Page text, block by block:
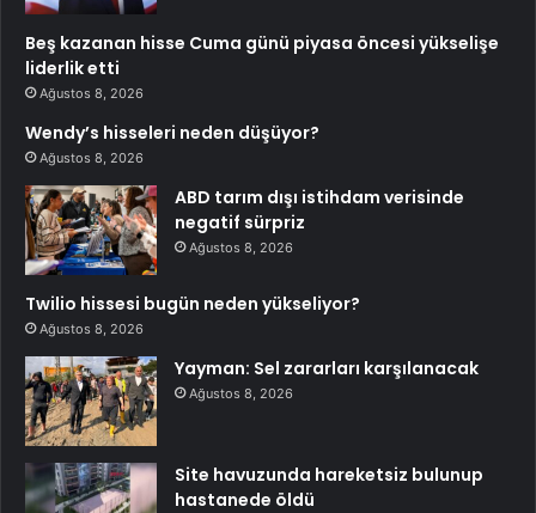
Beş kazanan hisse Cuma günü piyasa öncesi yükselişe
liderlik etti
Ağustos 8, 2026
Wendy’s hisseleri neden düşüyor?
Ağustos 8, 2026
ABD tarım dışı istihdam verisinde
negatif sürpriz
Ağustos 8, 2026
Twilio hissesi bugün neden yükseliyor?
Ağustos 8, 2026
Yayman: Sel zararları karşılanacak
Ağustos 8, 2026
Site havuzunda hareketsiz bulunup
hastanede öldü